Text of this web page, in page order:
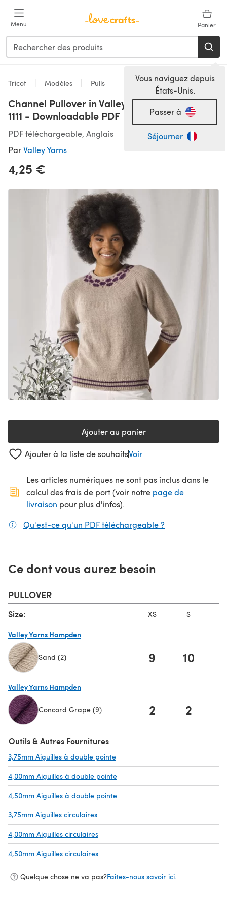
Menu Panier
Vous naviguez depuis
États-Unis.
Passer à
Séjourner
Tricot Modèles Pulls
Channel Pullover in Valley Yarns Hampden -
1111 - Downloadable PDF
PDF téléchargeable, Anglais
ParValley Yarns
4,25 €
Ajouter au panier
Ajouter à la liste de souhaitsVoir
Les articles numériques ne sont pas inclus dans le
calcul des frais de port (voir notre page de
livraison (s'ouvre dans un nouvel onglet)
pour plus d'infos).
Qu'est-ce qu'un PDF téléchargeable ?
Ce dont vous aurez besoin
PULLOVER
Size: XS S
Valley Yarns Hampden
Sand (2) 9 10
Valley Yarns Hampden
Concord Grape (9) 2 2
Outils & Autres Fournitures
3,75mm Aiguilles à double pointe
4,00mm Aiguilles à double pointe
4,50mm Aiguilles à double pointe
3,75mm Aiguilles circulaires
4,00mm Aiguilles circulaires
4,50mm Aiguilles circulaires
Quelque chose ne va pas?Faites-nous savoir ici.